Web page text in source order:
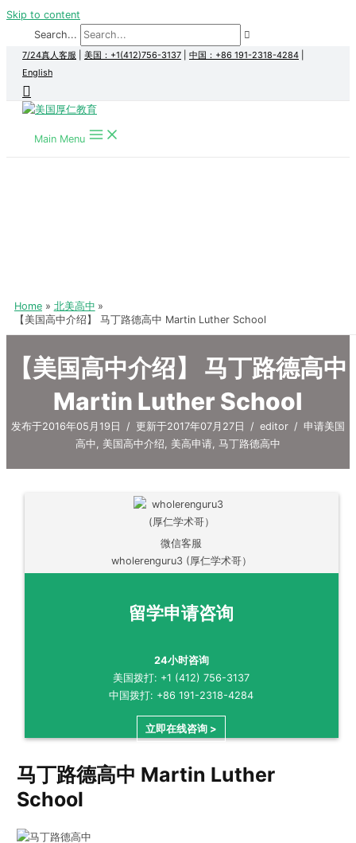
Skip to content
Search...
7/24真人客服 美国：+1(412)756-3137 中国：+86 191-2318-4284
English
Main Menu
Home
北美高中
【美国高中介绍】 马丁路德高中 Martin Luther School
【美国高中介绍】 马丁路德高中
Martin Luther School
发布于2016年05月19日 / 更新于2017年07月27日 / editor / 申请美国
高中, 美国高中介绍, 美高申请, 马丁路德高中
微信客服
wholerenguru3 (厚仁学术哥）
留学申请咨询
24小时咨询
美国拨打: +1 (412) 756-3137
中国拨打: +86 191-2318-4284
立即在线咨询 >
马丁路德高中 Martin Luther
School